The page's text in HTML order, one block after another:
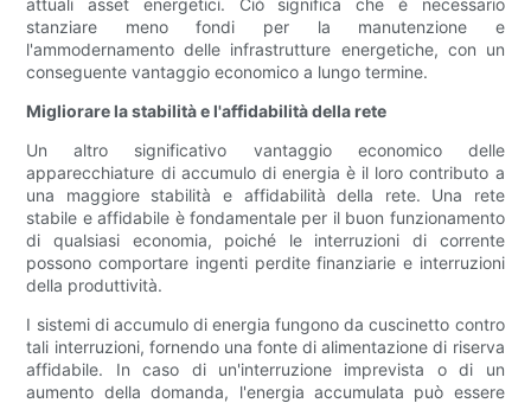
attuali asset energetici. Ciò significa che è necessario
stanziare meno fondi per la manutenzione e
l'ammodernamento delle infrastrutture energetiche, con un
conseguente vantaggio economico a lungo termine.
Migliorare la stabilità e l'affidabilità della rete
Un altro significativo vantaggio economico delle
apparecchiature di accumulo di energia è il loro contributo a
una maggiore stabilità e affidabilità della rete. Una rete
stabile e affidabile è fondamentale per il buon funzionamento
di qualsiasi economia, poiché le interruzioni di corrente
possono comportare ingenti perdite finanziarie e interruzioni
della produttività.
I sistemi di accumulo di energia fungono da cuscinetto contro
tali interruzioni, fornendo una fonte di alimentazione di riserva
affidabile. In caso di un'interruzione imprevista o di un
aumento della domanda, l'energia accumulata può essere